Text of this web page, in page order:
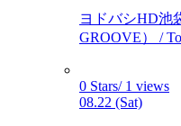
ヨドバシHD池
GROOVE） /
0 Stars/ 1 views
08.22 (Sat)